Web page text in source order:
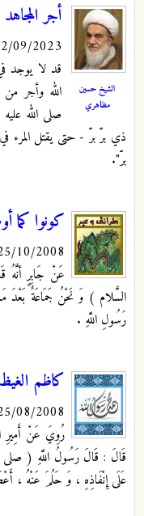
الشيخ حسين
مظاهري
أجر المجاهد
09/2023 - 08:38
قد لا يوجد
الله وأجر
صلى الله
ذي برّ برّ - حتى يقتل المرء
برّ".
كونوا كما
10/2008 - 21:37
عَنْ جَابِرٍ أنَّهُ
السَّلام ) وَ نَحْنُ جَمَاعَةٌ بَعْدَ
رَسُولِ اللَّهِ .
كاظم
08/2008 - 17:27
رُوِيَ عَنْ أَمِيرِ
قَالَ : قَالَ رَسُولُ اللَّهِ (
عَلَى إِنْفَاذِهِ ، وَ حَلُمَ عَنْهُ ،